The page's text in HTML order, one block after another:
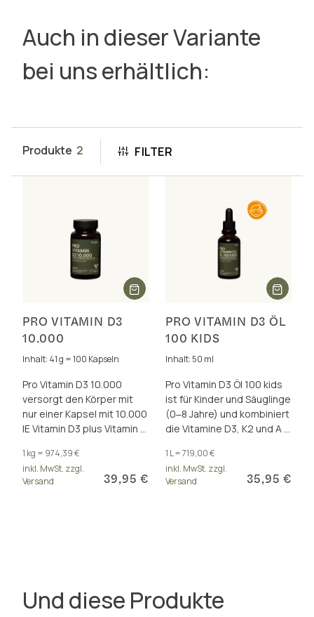
Auch in dieser Variante
bei uns erhältlich:
Produkte 2 FILTER
PRO VITAMIN D3
10.000
Inhalt: 41 g = 100 Kapseln
Pro Vitamin D3 10.000
versorgt den Körper mit
nur einer Kapsel mit 10.000
IE Vitamin D3 plus Vitamin A
1 kg = 974,39 €
inkl. MwSt. zzgl.
Versand
39,95 €
PRO VITAMIN D3 ÖL
100 KIDS
Inhalt: 50 ml
Pro Vitamin D3 Öl 100 kids
ist für Kinder und Säuglinge
(0‒8 Jahre) und kombiniert
die Vitamine D3, K2 und A ‒
und Immunsystem.
1 L = 719,00 €
inkl. MwSt. zzgl.
Versand
35,95 €
Und diese Produkte